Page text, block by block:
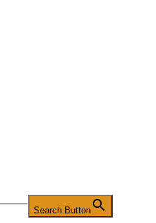
Search Button